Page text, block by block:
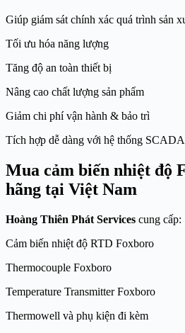
Giúp giám sát chính xác quá trình sản
Tối ưu hóa năng lượng
Tăng độ an toàn thiết bị
Nâng cao chất lượng sản phẩm
Giảm chi phí vận hành & bảo trì
Tích hợp dễ dàng với hệ thống
Mua cảm biến nhiệt độ
hãng tại Việt Nam
Hoàng Thiên Phát Services cung cấp:
Cảm biến nhiệt độ RTD Foxboro
Thermocouple Foxboro
Temperature Transmitter Foxboro
Thermowell và phụ kiện đi kèm